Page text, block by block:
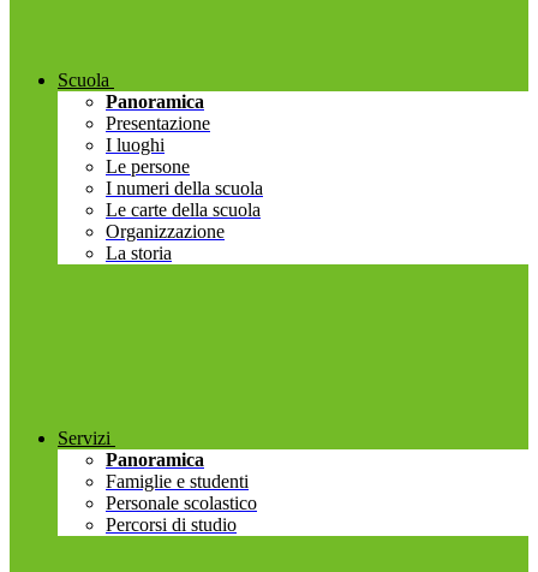
Scuola
Panoramica
Presentazione
I luoghi
Le persone
I numeri della scuola
Le carte della scuola
Organizzazione
La storia
Servizi
Panoramica
Famiglie e studenti
Personale scolastico
Percorsi di studio